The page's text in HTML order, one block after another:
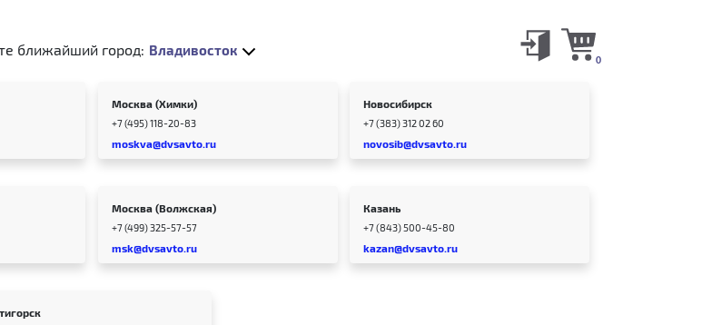
ближайший город: Владивосток
0
Москва (Химки)
+7 (495) 118-20-83
moskva@dvsavto.ru
Новосибирск
+7 (383) 312 02 60
novosib@dvsavto.ru
Москва (Волжская)
+7 (499) 325-57-57
msk@dvsavto.ru
Казань
+7 (843) 500-45-80
kazan@dvsavto.ru